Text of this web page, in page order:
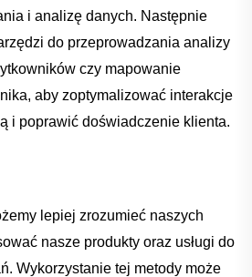
i analizę danych.⁣ Następnie
do przeprowadzania analizy
czy mapowanie
aby zoptymalizować interakcje
i poprawić‌ doświadczenie⁤ klienta.
lepiej zrozumieć naszych
nasze produkty oraz​ usługi‌ do
Wykorzystanie tej metody może